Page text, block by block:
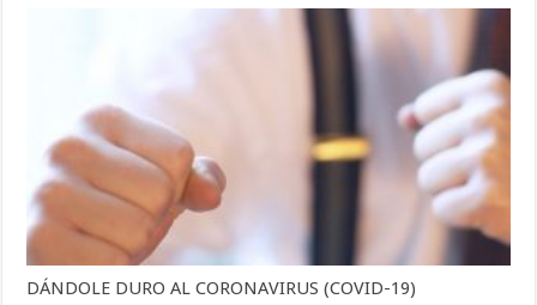
DÁNDOLE DURO AL CORONAVIRUS (COVID-19)